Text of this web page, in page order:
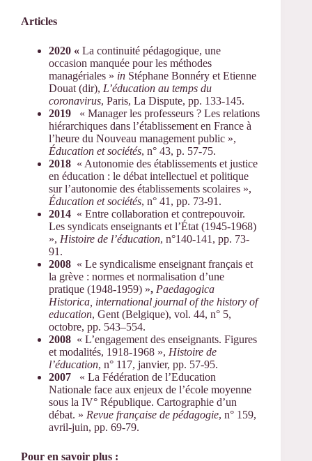
Articles
2020 « La continuité pédagogique, une
occasion manquée pour les méthodes
managériales » in Stéphane Bonnéry et Etienne
Douat (dir), L’éducation au temps du
coronavirus, Paris, La Dispute, pp. 133-145.
2019
« Manager les professeurs ? Les relations
hiérarchiques dans l’établissement en France à
l’heure du Nouveau management public »,
Éducation et sociétés, n° 43, p. 57-75.
2018 « Autonomie des établissements et justice
en éducation : le débat intellectuel et politique
sur l’autonomie des établissements scolaires »,
Éducation et sociétés, n° 41, pp. 73-91.
2014 « Entre collaboration et contrepouvoir.
Les syndicats enseignants et l’État (1945-1968)
», Histoire de l’éducation, n°140-141, pp. 73-
91.
2008 « Le syndicalisme enseignant français et
la grève : normes et normalisation d’une
pratique (1948-1959) », Paedagogica
Historica, international journal of the history of
education, Gent (Belgique), vol. 44, n° 5,
octobre, pp. 543–554.
2008 « L’engagement des enseignants. Figures
et modalités, 1918-1968 », Histoire de
l’éducation, n° 117, janvier, pp. 57-95.
2007 « La Fédération de l’Education
Nationale face aux enjeux de l’école moyenne
sous la IV° République. Cartographie d’un
débat. » Revue française de pédagogie, n° 159,
avril-juin, pp. 69-79.
Pour en savoir plus :